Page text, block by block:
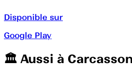
Disponible sur
Google Play
🏛️️ Aussi à